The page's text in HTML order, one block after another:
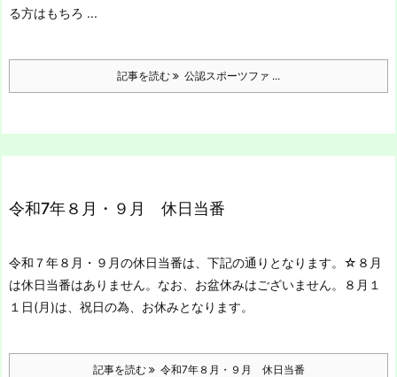
る方はもちろ ...
記事を読む 公認スポーツファ ...
令和7年８月・９月 休日当番
令和７年８月・９月の休日当番は、下記の通りとなります。 ☆８月
は休日当番はありません。 なお、お盆休みはございません。
８月１
１日(月)は、祝日の為、お休みとなります。
記事を読む 令和7年８月・９月 休日当番